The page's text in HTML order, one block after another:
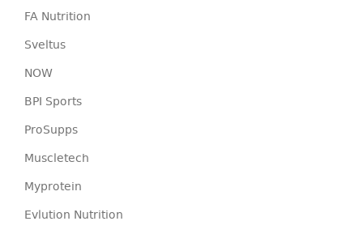
FA Nutrition
Sveltus
NOW
BPI Sports
ProSupps
Muscletech
Myprotein
Evlution Nutrition